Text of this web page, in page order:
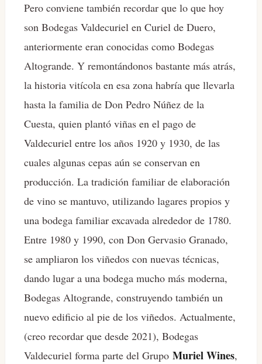
Pero conviene también recordar que lo que hoy
son Bodegas Valdecuriel en Curiel de Duero,
anteriormente eran conocidas como Bodegas
Altogrande. Y remontándonos bastante más atrás,
la historia vitícola en esa zona habría que llevarla
hasta la familia de Don Pedro Núñez de la
Cuesta, quien plantó viñas en el pago de
Valdecuriel entre los años 1920 y 1930, de las
cuales algunas cepas aún se conservan en
producción. La tradición familiar de elaboración
de vino se mantuvo, utilizando lagares propios y
una bodega familiar excavada alrededor de 1780.
Entre 1980 y 1990, con Don Gervasio Granado,
se ampliaron los viñedos con nuevas técnicas,
dando lugar a una bodega mucho más moderna,
Bodegas Altogrande, construyendo también un
nuevo edificio al pie de los viñedos. Actualmente,
(creo recordar que desde 2021), Bodegas
Valdecuriel forma parte del Grupo Muriel Wines,